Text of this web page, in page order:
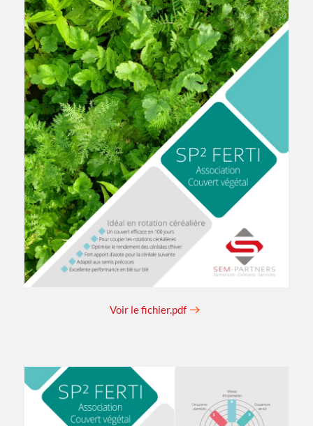
Voir le fichier.pdf